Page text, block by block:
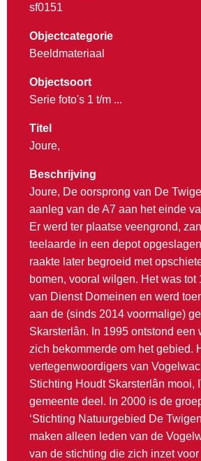
sf0151
Objectcategorie
Beeldmateriaal
Objectsoort
Serie foto's 1 t/m ...
Titel
Joure,
Beschrijving
Joure, De oorsprong van De
aanleg van de A7 aan het einde
Er werd ter plaatse veengrond,
teelaarde in een depot
raakte later begroeid met
bomen, vooral wilgen. Het was tot
van Dienst Domeinen en werd
aan de (sinds 2014 voormalige)
Skarsterlân. In 1995 ontstond een
zich bekommerde om het gebied.
vertegenwoordigers van
Stichting Houdt Skarsterlân mooi,
gemeente deel. In 2000 is de
‘Stichting Natuurgebied De
maken alleen leden van de
van de stichting die zich inzet